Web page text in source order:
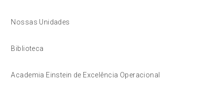
Nossas Unidades
Biblioteca
Academia Einstein de Excelência Operacional